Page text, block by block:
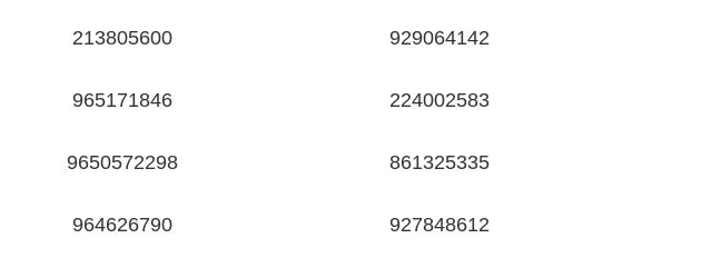
213805600 929064142
965171846 224002583
9650572298 861325335
964626790 927848612